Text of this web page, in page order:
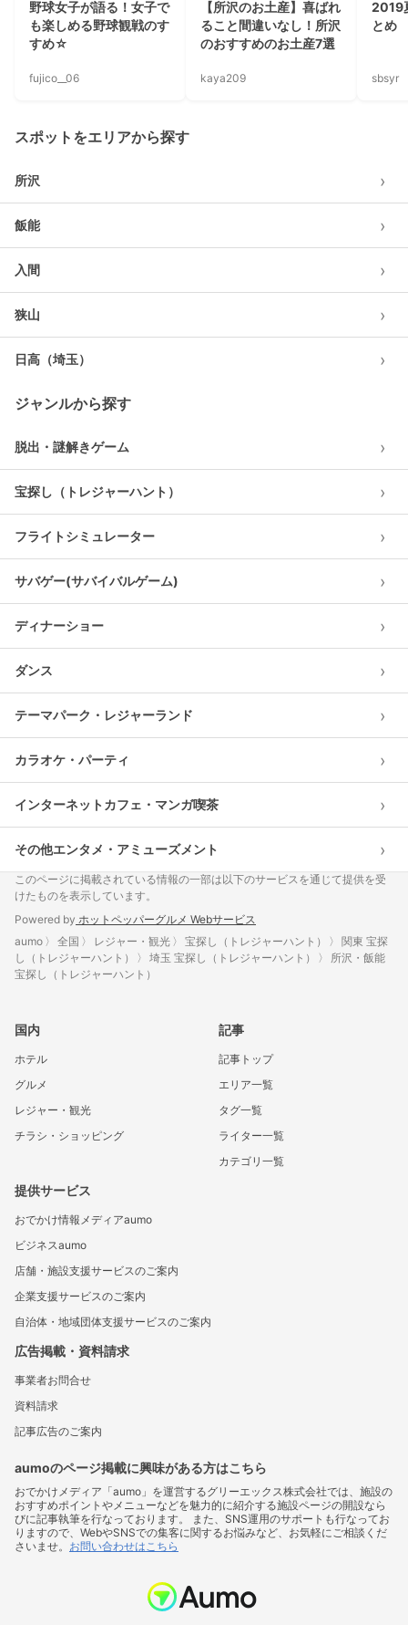
野球女子が語る！女子で
も楽しめる野球観戦のす
すめ☆
fujico__06
【所沢のお土産】喜ばれ
ること間違いなし！所沢
のおすすめのお土産7選
kaya209
2019
とめ
sbsyr
スポットをエリアから探す
所沢 ›
飯能 ›
入間 ›
狭山 ›
日高（埼玉） ›
ジャンルから探す
脱出・謎解きゲーム ›
宝探し（トレジャーハント） ›
フライトシミュレーター ›
サバゲー(サバイバルゲーム) ›
ディナーショー ›
ダンス ›
テーマパーク・レジャーランド ›
カラオケ・パーティ ›
インターネットカフェ・マンガ喫茶 ›
その他エンタメ・アミューズメント ›
このページに掲載されている情報の一部は以下のサービスを通じて提供を受
けたものを表示しています。
Powered by ホットペッパーグルメ Webサービス
aumo
全国 レジャー・観光 宝探し（トレジャーハント）
関東 宝探
し（トレジャーハント）
埼玉 宝探し（トレジャーハント）
所沢・飯能
宝探し（トレジャーハント）
国内
ホテル
グルメ
レジャー・観光
チラシ・ショッピング
記事
記事トップ
エリア一覧
タグ一覧
ライター一覧
カテゴリ一覧
提供サービス
おでかけ情報メディアaumo
ビジネスaumo
店舗・施設支援サービスのご案内
企業支援サービスのご案内
自治体・地域団体支援サービスのご案内
広告掲載・資料請求
事業者お問合せ
資料請求
記事広告のご案内
aumoのページ掲載に興味がある方はこちら
おでかけメディア「aumo」を運営するグリーエックス株式会社では、施設の
おすすめポイントやメニューなどを魅力的に紹介する施設ページの開設なら
びに記事執筆を行なっております。 また、SNS運用のサポートも行なってお
りますので、WebやSNSでの集客に関するお悩みなど、お気軽にご相談くだ
さいませ。 お問い合わせはこちら